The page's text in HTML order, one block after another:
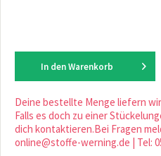
In den Warenkorb
Deine bestellte Menge liefern
Falls es doch zu einer
dich kontaktieren.Bei Fragen
online@stoffe-werning.de | Tel: